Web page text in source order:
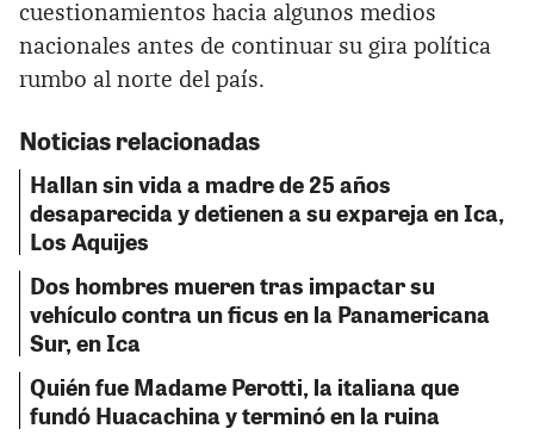
cuestionamientos hacia algunos medios
nacionales antes de continuar su gira política
rumbo al norte del país.
Noticias relacionadas
Hallan sin vida a madre de 25 años
desaparecida y detienen a su expareja en Ica,
Los Aquijes
Dos hombres mueren tras impactar su
vehículo contra un ficus en la Panamericana
Sur, en Ica
Quién fue Madame Perotti, la italiana que
fundó Huacachina y terminó en la ruina